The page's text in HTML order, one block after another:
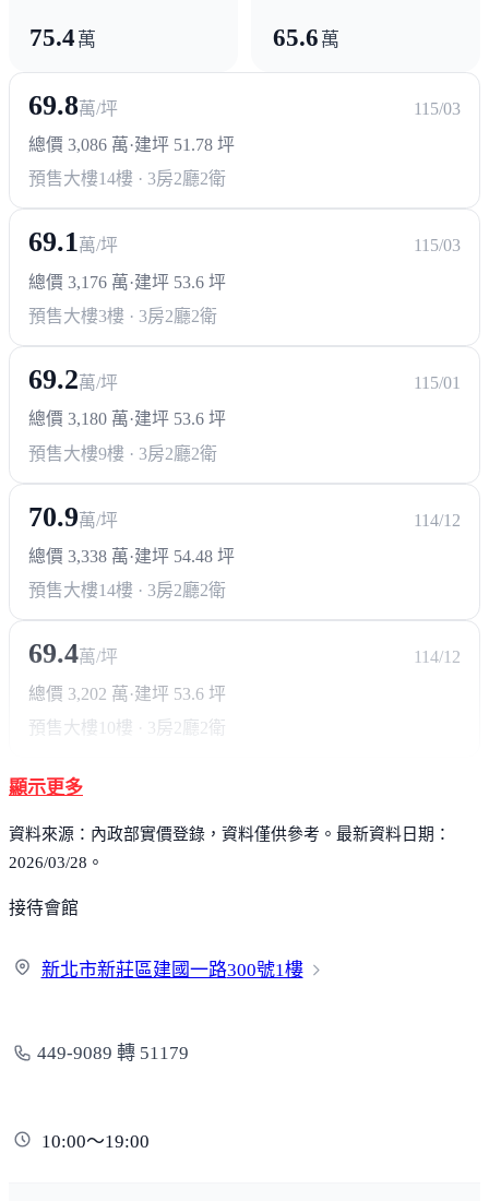
75.4 萬 65.6 萬
69.8萬/坪
115/03
總價 3,086 萬·建坪 51.78 坪
預售大樓14樓 · 3房2廳2衛
69.1萬/坪
115/03
總價 3,176 萬·建坪 53.6 坪
預售大樓3樓 · 3房2廳2衛
69.2萬/坪
115/01
總價 3,180 萬·建坪 53.6 坪
預售大樓9樓 · 3房2廳2衛
70.9萬/坪
114/12
總價 3,338 萬·建坪 54.48 坪
預售大樓14樓 · 3房2廳2衛
69.4萬/坪
114/12
總價 3,202 萬 ·建坪 53.6 坪
預售大樓 10樓 · 3房2廳2衛
顯示更多
資料來源：內政部實價登錄，資料僅供參考。最新資料日期：
2026/03/28。
接待會館
新北市新莊區建國一路300號1樓
449-9089 轉 51179
10:00～19:00